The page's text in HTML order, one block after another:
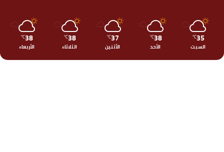
35
℃
السبت
38
℃
الأحد
37
℃
الأثنين
38
℃
الثلاثاء
38
℃
الأربعاء